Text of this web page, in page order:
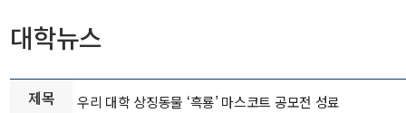
대학뉴스
제목 우리 대학 상징동물 ‘흑룡’ 마스코트 공모전 성료